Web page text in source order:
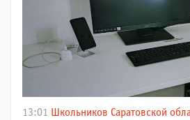
13:01 Школьников Саратовской